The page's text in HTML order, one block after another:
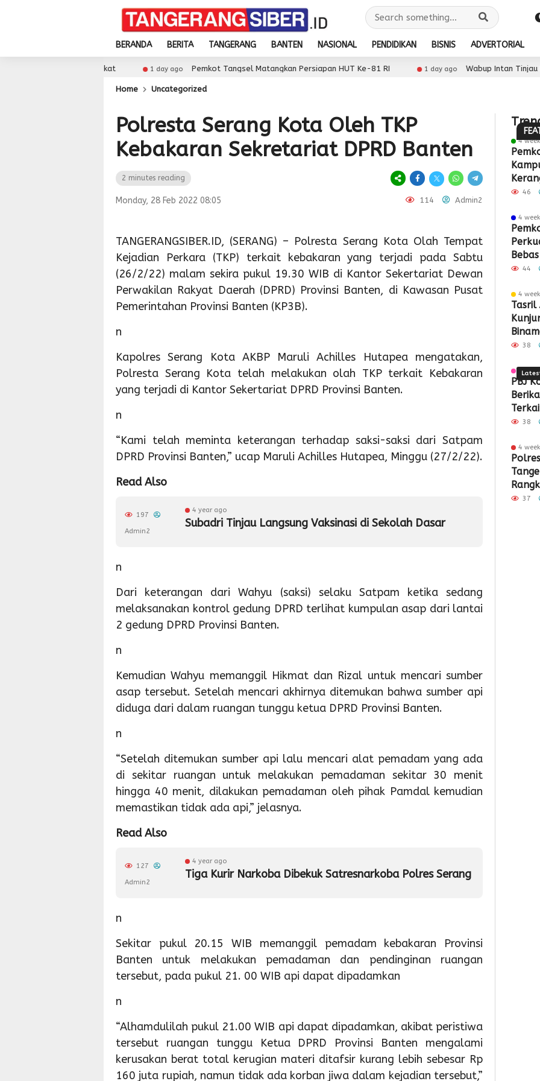
BERANDA BERITA TANGERANG BANTEN NASIONAL PENDIDIKAN BISNIS ADVERTORIAL
1 day ago Pemkot Tangsel Matangkan Persiapan HUT Ke-81 RI 1 day ago Wabup Intan Tinjau Lokasi
Home Uncategorized
Polresta Serang Kota Oleh TKP
Kebakaran Sekretariat DPRD Banten
2 minutes reading
Monday, 28 Feb 2022 08:05 114 Admin2
TANGERANGSIBER.ID, (SERANG) – Polresta Serang Kota Olah Tempat
Kejadian Perkara (TKP) terkait kebakaran yang terjadi pada Sabtu
(26/2/22) malam sekira pukul 19.30 WIB di Kantor Sekertariat Dewan
Perwakilan Rakyat Daerah (DPRD) Provinsi Banten, di Kawasan Pusat
Pemerintahan Provinsi Banten (KP3B).
n
Kapolres Serang Kota AKBP Maruli Achilles Hutapea mengatakan,
Polresta Serang Kota telah melakukan olah TKP terkait Kebakaran
yang terjadi di Kantor Sekertariat DPRD Provinsi Banten.
n
“Kami telah meminta keterangan terhadap saksi-saksi dari Satpam
DPRD Provinsi Banten,” ucap Maruli Achilles Hutapea, Minggu (27/2/22).
Read Also
4 year ago
Subadri Tinjau Langsung Vaksinasi di Sekolah Dasar
197
Admin2
n
Dari keterangan dari Wahyu (saksi) selaku Satpam ketika sedang
melaksanakan kontrol gedung DPRD terlihat kumpulan asap dari lantai
2 gedung DPRD Provinsi Banten.
n
Kemudian Wahyu memanggil Hikmat dan Rizal untuk mencari sumber
asap tersebut. Setelah mencari akhirnya ditemukan bahwa sumber api
diduga dari dalam ruangan tunggu ketua DPRD Provinsi Banten.
n
“Setelah ditemukan sumber api lalu mencari alat pemadam yang ada
di sekitar ruangan untuk melakukan pemadaman sekitar 30 menit
hingga 40 menit, dilakukan pemadaman oleh pihak Pamdal kemudian
memastikan tidak ada api,” jelasnya.
Read Also
4 year ago
Tiga Kurir Narkoba Dibekuk Satresnarkoba Polres Serang
127
Admin2
n
Sekitar pukul 20.15 WIB memanggil pemadam kebakaran Provinsi
Banten untuk melakukan pemadaman dan pendinginan ruangan
tersebut, pada pukul 21. 00 WIB api dapat dipadamkan
n
“Alhamdulilah pukul 21.00 WIB api dapat dipadamkan, akibat peristiwa
tersebut ruangan tunggu Ketua DPRD Provinsi Banten mengalami
kerusakan berat total kerugian materi ditafsir kurang lebih sebesar Rp
160 juta rupiah, namun tidak ada korban jiwa dalam kejadian tersebut,”
day ago
Wabup
Intan
Tinjau
Lokasi
TPS3R,
Dorong
Sampah
Berbasis
1
Pekan
Dinkes
132
Ibu
ASI
1
Beri
45
untuk
PTSL,
dan
PTKL
day
1
RI
day ago
Pemkot
Tangsel
Perkuat
1
day ago
Pemkot
day
Intan
Tinjau
4
Akhir
46
4
44
4
Tasril
38
4
PBJ
38
4
Kritik
37